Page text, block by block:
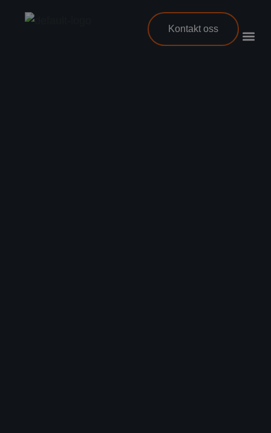
Kontakt oss